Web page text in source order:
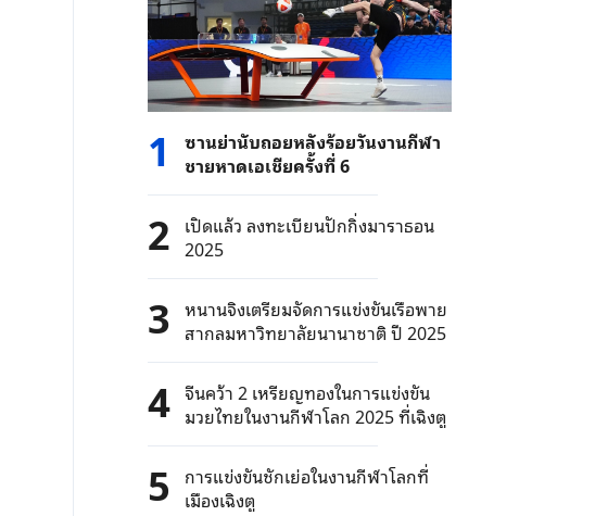
1
ซานย่านับถอยหลังร้อยวันงานกีฬา
ชายหาดเอเชียครั้งที่ 6
2 เปิดแล้ว ลงทะเบียนปักกิ่งมาราธอน
2025
3 หนานจิงเตรียมจัดการแข่งขันเรือพาย
สากลมหาวิทยาลัยนานาชาติ ปี 2025
4 จีนคว้า 2 เหรียญทองในการแข่งขัน
มวยไทยในงานกีฬาโลก 2025 ที่เฉิงตู
5
การแข่งขันชักเย่อในงานกีฬาโลกที่
เมืองเฉิงตู